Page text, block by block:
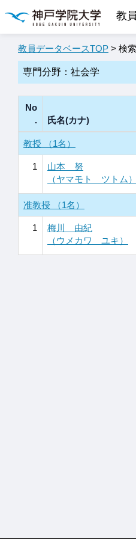
教
教員データベースTOP > 検
専門分野：社会学
No
.
氏名(カナ)
教授 （1名）
1
山本 努
（ヤマモト ツトム）
准教授 （1名）
1
梅川 由紀
（ウメカワ ユキ）